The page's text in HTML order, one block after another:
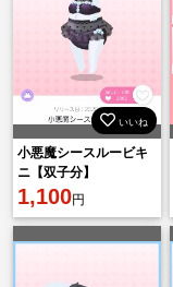
いいね
小悪魔シースルービキ
ニ【双子分】
1,100円